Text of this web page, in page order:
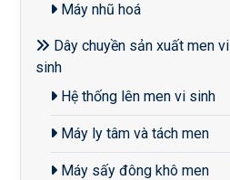
Máy nhũ hoá
Dây chuyền sản xuất men vi
sinh
Hệ thống lên men vi sinh
Máy ly tâm và tách men
Máy sấy đông khô men